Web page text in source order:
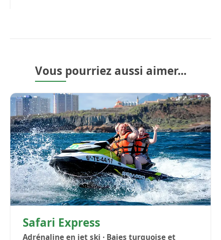
Vous pourriez aussi aimer...
Safari Express
Adrénaline en jet ski · Baies turquoise et